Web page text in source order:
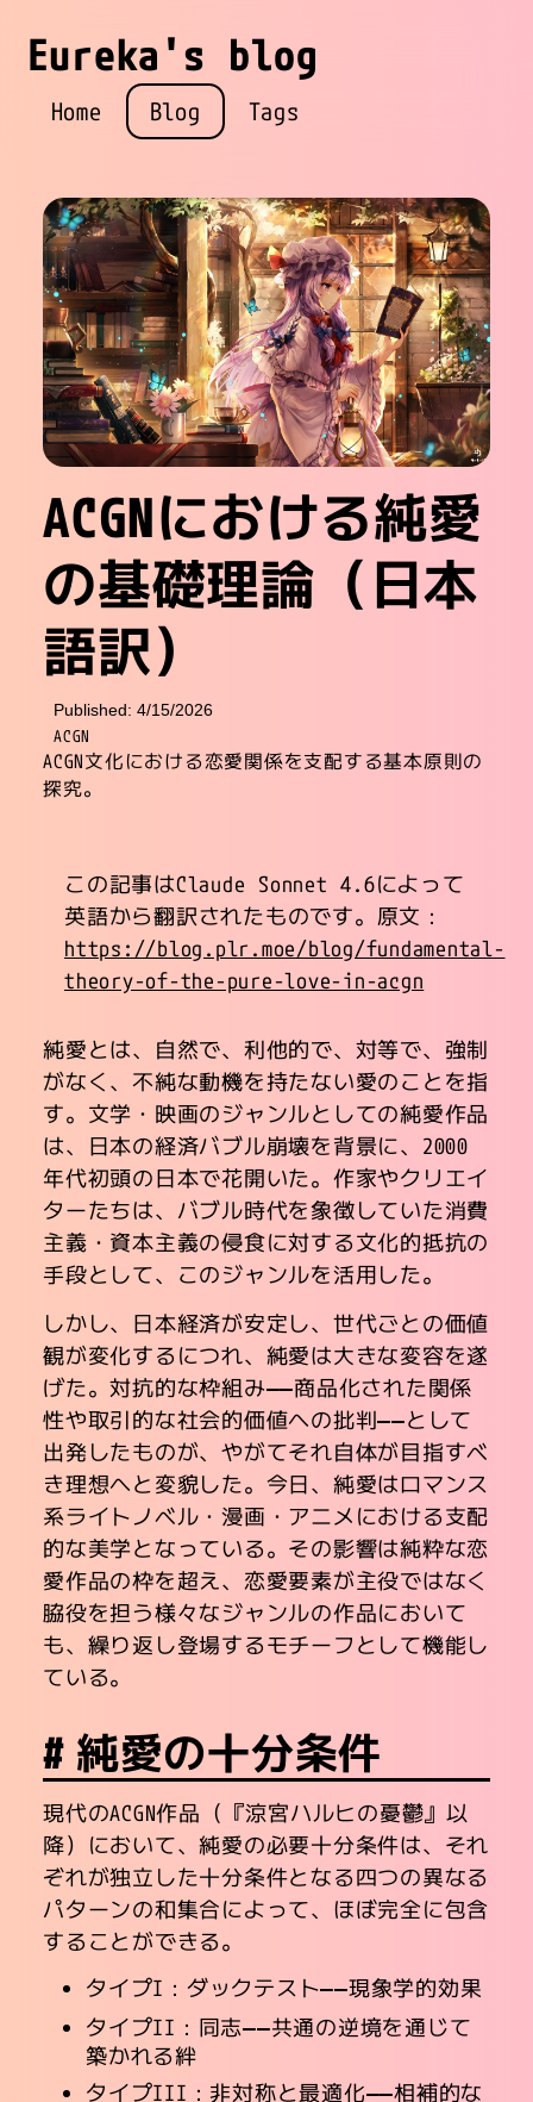
Eureka's blog
Home Blog Tags
ACGNにおける純愛
の基礎理論（日本
語訳）
Published: 4/15/2026
ACGN
ACGN文化における恋愛関係を支配する基本原則の
探究。
この記事はClaude Sonnet 4.6によって
英語から翻訳されたものです。原文：
https://blog.plr.moe/blog/fundamental-
theory-of-the-pure-love-in-acgn
純愛とは、自然で、利他的で、対等で、強制
がなく、不純な動機を持たない愛のことを指
す。文学・映画のジャンルとしての純愛作品
は、日本の経済バブル崩壊を背景に、2000
年代初頭の日本で花開いた。作家やクリエイ
ターたちは、バブル時代を象徴していた消費
主義・資本主義の侵食に対する文化的抵抗の
手段として、このジャンルを活用した。
しかし、日本経済が安定し、世代ごとの価値
観が変化するにつれ、純愛は大きな変容を遂
げた。対抗的な枠組み――商品化された関係
性や取引的な社会的価値への批判――として
出発したものが、やがてそれ自体が目指すべ
き理想へと変貌した。今日、純愛はロマンス
系ライトノベル・漫画・アニメにおける支配
的な美学となっている。その影響は純粋な恋
愛作品の枠を超え、恋愛要素が主役ではなく
脇役を担う様々なジャンルの作品において
も、繰り返し登場するモチーフとして機能し
ている。
純愛の十分条件
現代のACGN作品（『涼宮ハルヒの憂鬱』以
降）において、純愛の必要十分条件は、それ
ぞれが独立した十分条件となる四つの異なる
パターンの和集合によって、ほぼ完全に包含
することができる。
タイプI：ダックテスト――現象学的効果
タイプII：同志――共通の逆境を通じて
築かれる絆
タイプIII：非対称と最適化――相補的な